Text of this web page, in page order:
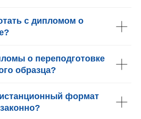
с дипломом о
о переподготовке
образца?
формат